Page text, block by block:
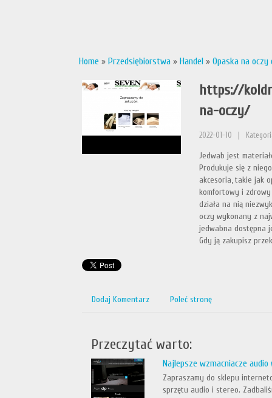
Home » Przedsiębiorstwa » Handel » Opaska na oczy
https://
na-oczy/
2022-01-10
Jedwab jest
Produkuje się z
akcesoria, takie jak
komfortowy i zdrowy
działa na nią
oczy wykonany z
jedwabna dostępna
Gdy ją zakupisz
Dodaj Komentarz Poleć stronę
Przeczytać warto:
Najlepsze wzmacniacze
Zapraszamy do sklepu
sprzętu audio i stereo.